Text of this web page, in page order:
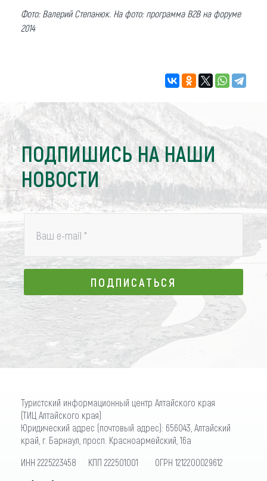
Фото: Валерий Степанюк. На фото: программа В2В на форуме
2014
ПОДПИШИСЬ НА НАШИ
НОВОСТИ
Ваш e-mail *
ПОДПИСАТЬСЯ
ПОДПИСАТЬСЯ
Туристский информационный центр Алтайского края
(ТИЦ Алтайского края)
Юридический адрес (почтовый адрес): 656043, Алтайский
край, г. Барнаул, просп. Красноармейский, 16а
ИНН 2225223458 КПП 222501001 ОГРН 1212200029612